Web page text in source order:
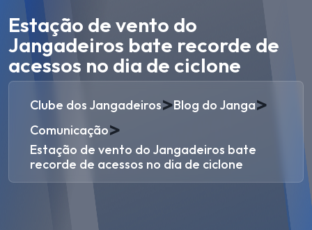
Estação de vento do
Jangadeiros bate recorde de
acessos no dia de ciclone
Clube dos Jangadeiros>Blog do Janga>
Comunicação>
Estação de vento do Jangadeiros bate
recorde de acessos no dia de ciclone